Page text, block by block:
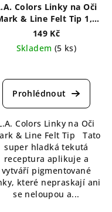
Colors Linky na Oči
& Line Felt Tip 1,1
ml
149 Kč
Skladem (5 ks)
hodnocení
produktu
z
5
hvězdiček.
Colors Linky na Oči
& Line Felt Tip Tato
super hladká tekutá
receptura aplikuje a
vytváří pigmentované
které nepraskají ani
se neloupou a...